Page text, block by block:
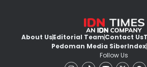
About UsEditorial TeamContact Us
Pedoman Media SiberIndex
Follow Us